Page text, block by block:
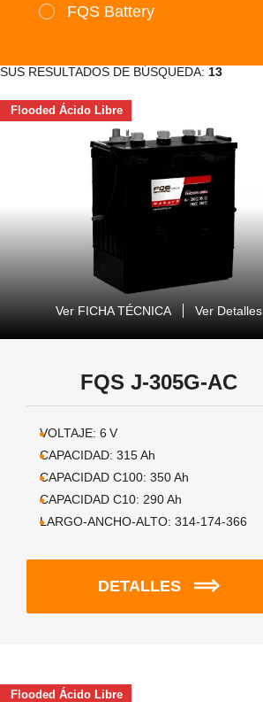
FQS Battery
SUS RESULTADOS DE BÚSQUEDA: 13
Flooded Ácido Libre
Ver FICHA TÉCNICA Ver Detalles
FQS J-305G-AC
VOLTAJE: 6 V
CAPACIDAD: 315Ah
CAPACIDAD C100: 350Ah
CAPACIDAD C10: 290Ah
LARGO-ANCHO-ALTO: 314-174-366
DETALLES
Flooded Ácido Libre